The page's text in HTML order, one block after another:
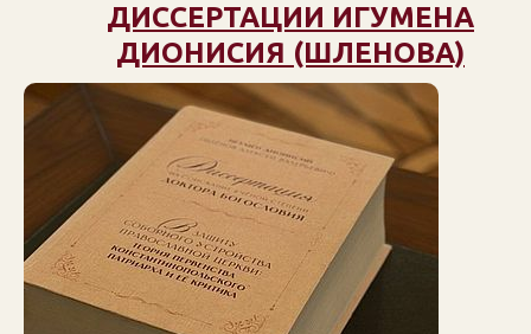
ДИССЕРТАЦИИ ИГУМЕНА
ДИОНИСИЯ (ШЛЕНОВА)